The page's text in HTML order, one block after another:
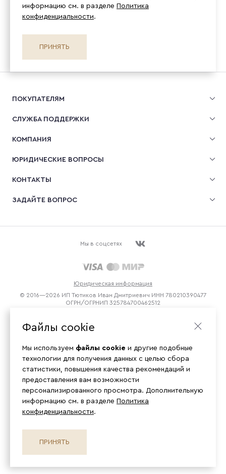
информацию см. в разделе Политика
конфиденциальности.
ПРИНЯТЬ
ПОКУПАТЕЛЯМ
СЛУЖБА ПОДДЕРЖКИ
КОМПАНИЯ
ЮРИДИЧЕСКИЕ ВОПРОСЫ
ЗАДАЙТЕ ВОПРОС
КОНТАКТЫ
© 2016—2026 ИП Тютиков Иван Дмитриевич ИНН 780210390477
ОГРН/ОГРНИП 325784700462512
Юридическая информация
Мы в соцсетях
Файлы cookie
Мы используем файлы cookie и другие подобные
технологии для получения данных с целью сбора
статистики, повышения качества рекомендаций и
предоставления вам возможности
персонализированного просмотра. Дополнительную
информацию см. в разделе Политика
конфиденциальности.
ПРИНЯТЬ